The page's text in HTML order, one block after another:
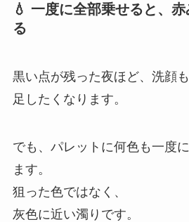
💧 一度に全部乗せると、
る
黒い点が残った夜ほど、洗顔
足したくなります。
でも、パレットに何色も一度
ます。
狙った色ではなく、
灰色に近い濁りです。